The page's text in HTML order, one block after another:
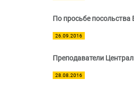
По просьбе посольства
26.09.2016
Преподаватели
28.08.2016